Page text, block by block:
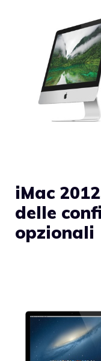
iMac
delle
opzionali